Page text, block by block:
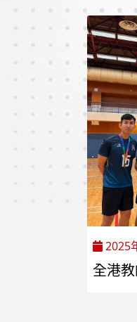
2025
全港